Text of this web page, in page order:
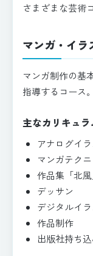
さまざまな芸術
マンガ・イラ
マンガ制作の基
指導するコース。
主なカリキュラ
アナログイ
マンガテク
作品集「北
デッサン
デジタルイラ
作品制作
出版社持ち